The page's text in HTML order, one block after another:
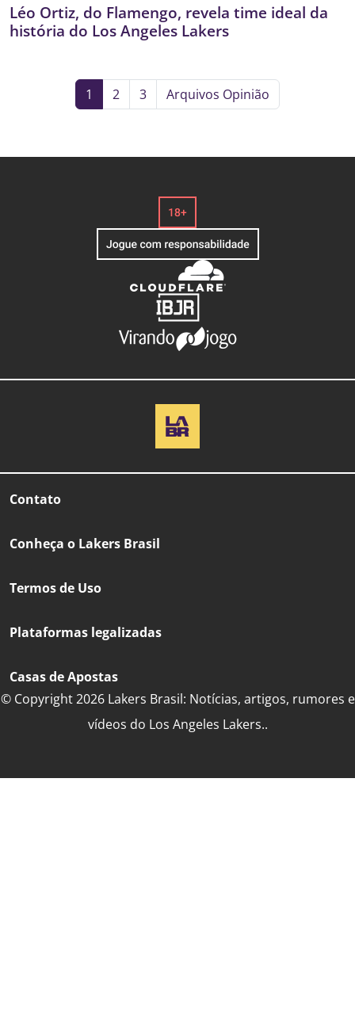
Léo Ortiz, do Flamengo, revela time ideal da
história do Los Angeles Lakers
1 2 3 Arquivos Opinião
Contato
Conheça o Lakers Brasil
Termos de Uso
Plataformas legalizadas
Casas de Apostas
© Copyright 2026 Lakers Brasil: Notícias, artigos, rumores e
vídeos do Los Angeles Lakers..